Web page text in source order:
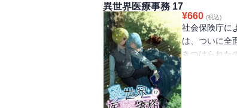
異世界医療事務 17
¥660 (税込)
社会保険庁に
は、ついに全
きつけられた
のはざまで